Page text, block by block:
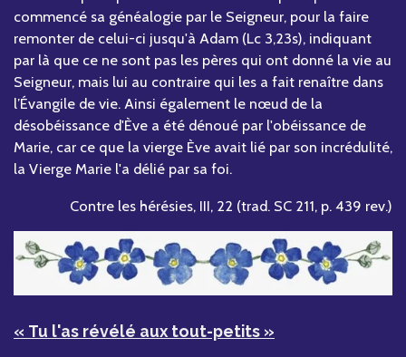
commencé sa généalogie par le Seigneur, pour la faire
remonter de celui-ci jusqu'à Adam (Lc 3,23s), indiquant
par là que ce ne sont pas les pères qui ont donné la vie au
Seigneur, mais lui au contraire qui les a fait renaître dans
l’Évangile de vie. Ainsi également le nœud de la
désobéissance d'Ève a été dénoué par l'obéissance de
Marie, car ce que la vierge Ève avait lié par son incrédulité,
la Vierge Marie l'a délié par sa foi.
Contre les hérésies, III, 22 (trad. SC 211, p. 439 rev.)
« Tu l'as révélé aux tout-petits »